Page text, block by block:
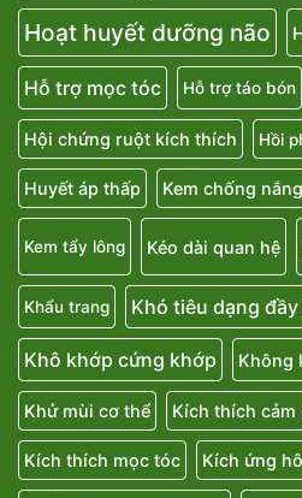
Hoạt huyết dưỡng não
Hỗ trợ mọc tóc Hỗ trợ táo bón
Hội chứng ruột kích thích Hồi
Huyết áp thấp Kem chống nắng
Kem tẩy lông Kéo dài quan hệ
Khẩu trang Khó tiêu dạng
Khô khớp cứng khớp Không
Khử mùi cơ thể Kích thích cảm
Kích thích mọc tóc Kích ứng